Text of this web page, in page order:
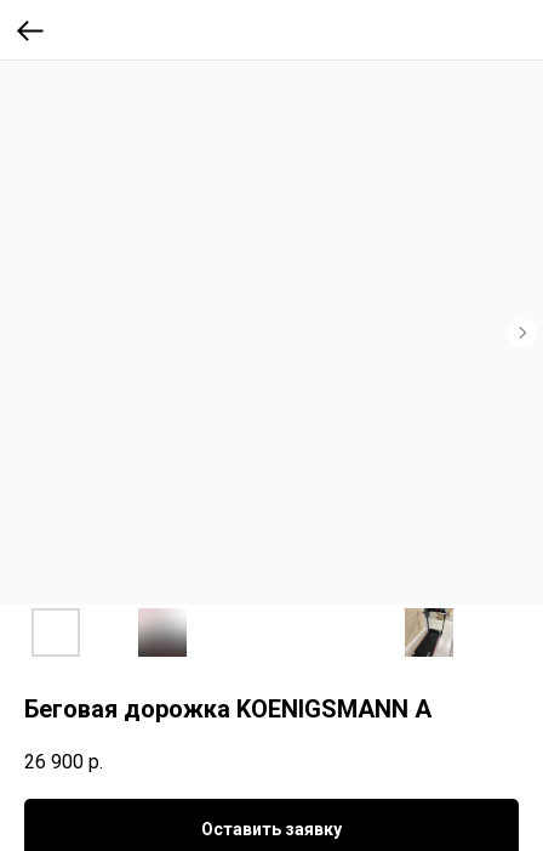
Беговая дорожка KOENIGSMANN A
26 900 р.
Оставить заявку